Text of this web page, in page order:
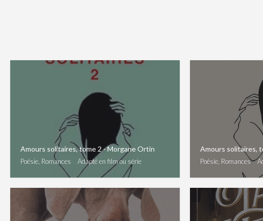
Amours solitaires, tome 2 - Morgane Ortin
Poésie, Romances Adapté en film ou série
Amours solitaires,
Poésie, Romances